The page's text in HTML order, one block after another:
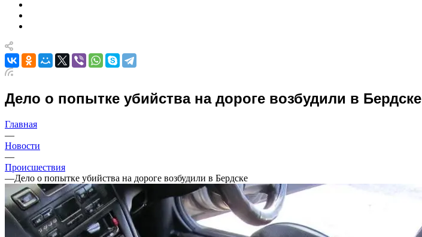
Дело о попытке убийства на дороге возбудили в Бердске
Главная
—
Новости
—
Происшествия
—Дело о попытке убийства на дороге возбудили в Бердске